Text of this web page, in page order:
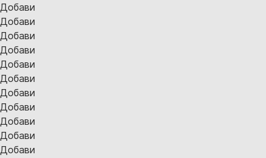
Добави
Добави
Добави
Добави
Добави
Добави
Добави
Добави
Добави
Добави
Добави